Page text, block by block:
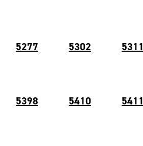
5277 5302 5311
5398 5410 5411